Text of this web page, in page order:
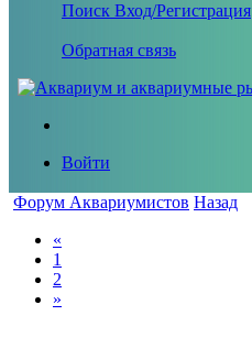
Поиск Вход/Регистрация
Обратная связь
Войти
Форум Аквариумистов Назад
«
1
2
»